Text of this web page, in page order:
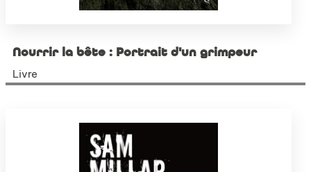
Nourrir la bête : Portrait d'un grimpeur
Livre